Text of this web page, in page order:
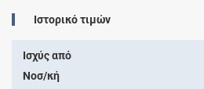
Ιστορικό τιμών
Ισχύς από
Νοσ/κή